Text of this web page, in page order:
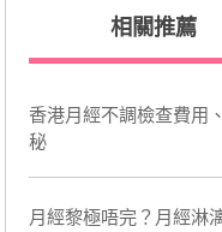
相關推薦
香港月經不調檢查費用
秘
月經黎極唔完？月經淋